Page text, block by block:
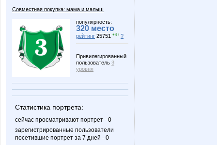
Совместная покупка: мама и малыш
популярность:
320 место
рейтинг 25751 +4 ↑ ?
Привилегированный
пользователь 3
уровня
Статистика портрета:
сейчас просматривают портрет - 0
зарегистрированные пользователи
посетившие портрет за 7 дней - 0